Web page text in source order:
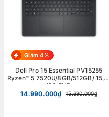
Giảm 4%
Dell Pro 15 Essential PV15255
Ryzen™ 5 7520U/8GB/512GB/ 15,6"
IPS FHD
14.990.000₫
15.690.000₫